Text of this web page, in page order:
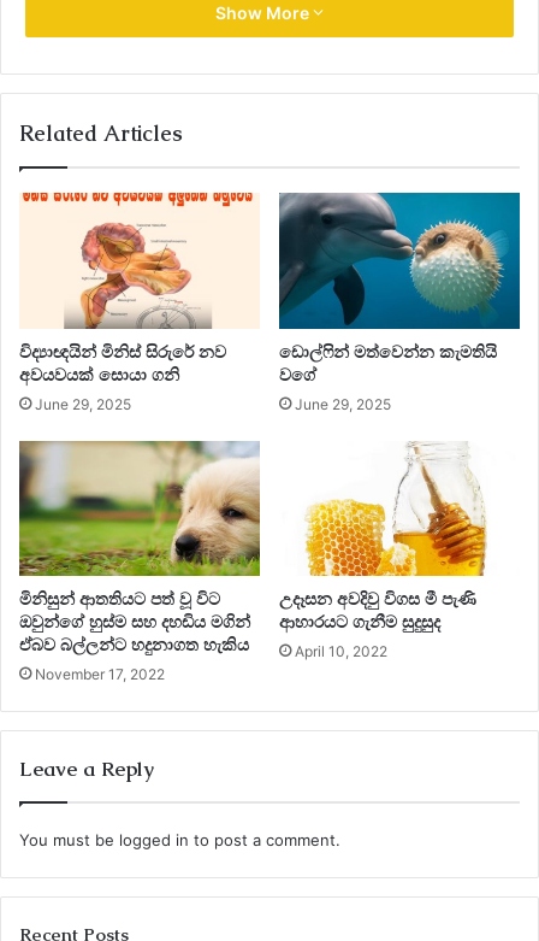
Show More
Related Articles
විද්‍යාඥයින් මිනිස් සිරුරේ නව
අවයවයක් සොයා ගනි
June 29, 2025
ඩොල්ෆින් මත්වෙන්න කැමතියි
වගේ
June 29, 2025
මිනිසුන් ආතතියට පත් වූ විට
ඔවුන්ගේ හුස්ම සහ දහඩිය මගින්
ඒබව බල්ලන්ට හදුනාගත හැකිය
November 17, 2022
උදෑසන අවදිවු විගස මී පැණි
ආහාරයට ගැනීම සුදුසුද
April 10, 2022
Leave a Reply
You must be logged in to post a comment.
Recent Posts